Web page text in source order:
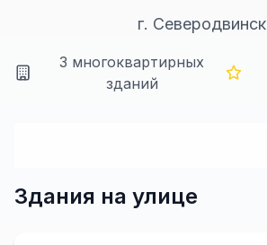
г. Северодвинск
3 многоквартирных
зданий
Здания на улице